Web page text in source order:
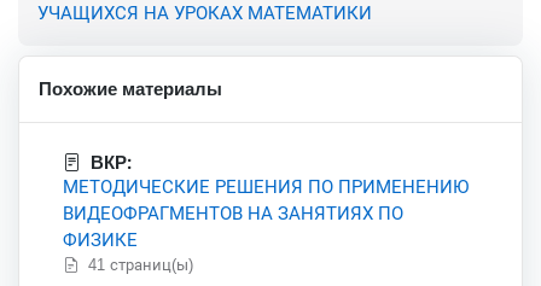
УЧАЩИХСЯ НА УРОКАХ МАТЕМАТИКИ
Похожие материалы
ВКР:
МЕТОДИЧЕСКИЕ РЕШЕНИЯ ПО ПРИМЕНЕНИЮ
ВИДЕОФРАГМЕНТОВ НА ЗАНЯТИЯХ ПО
ФИЗИКЕ
41 страниц(ы)